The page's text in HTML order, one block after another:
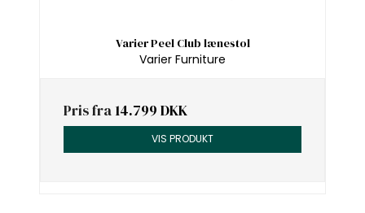
Varier Peel Club lænestol
Varier Furniture
Pris fra 14.799 DKK
VIS PRODUKT